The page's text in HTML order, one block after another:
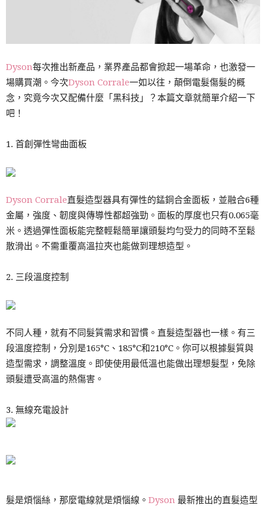
Dyson每次推出新產品，業界產品都會掀起一場革命，也激發一
場購買潮。今次Dyson Corrale一如以往，顛倒電髮傷髮的概
念，究竟今次又配備什麼「黑科技」？本篇文章就簡單介紹一下
吧！
1. 首創彈性彎曲面板
Dyson Corrale直髮造型器具有彈性的錳銅合金面板，並融合6種
金屬，強度、韌度與傳導性都超強勁。面板的厚度也只有0.065毫
米。透過彈性面板能完整輕鬆簡單讓頭髮均勻受力的同時不至鬆
散滑出。不需重覆高溫拉夾也能做到理想造型。
2. 三段溫度控制
不同人種，就有不同髮質需求和習慣。直髮造型器也一樣。有三
段溫度控制，分別是165°C、185°C和210°C。你可以根據髮質與
造型需求，調整溫度。即使使用最低溫也能做出理想髮型，免除
頭髮遭受高溫的熱傷害。
3. 無線充電設計
髮是煩惱絲，那麼電線就是煩惱線。 Dyson 最新推出的直髮造型